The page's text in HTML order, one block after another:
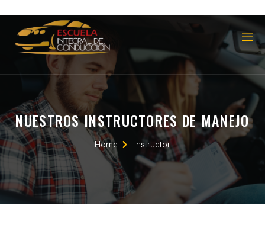
NUESTROS INSTRUCTORES DE MANEJO
Home Instructor